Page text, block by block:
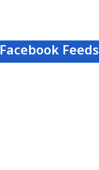
Facebook Feeds